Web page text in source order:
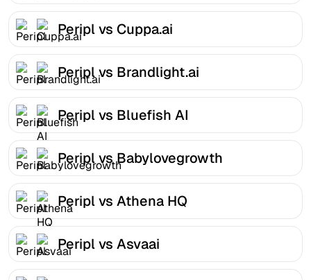
Peripl vs Cuppa.ai
Peripl vs Brandlight.ai
Peripl vs Bluefish AI
Peripl vs Babylovegrowth
Peripl vs Athena HQ
Peripl vs Asvaai